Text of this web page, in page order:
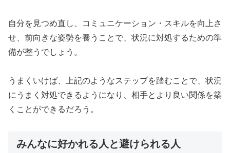
自分を見つめ直し、コミュニケーション・スキルを向上さ
せ、前向きな姿勢を養うことで、状況に対処するための準
備が整うでしょう。
うまくいけば、上記のようなステップを踏むことで、状況
にうまく対処できるようになり、相手とより良い関係を築
くことができるだろう。
みんなに好かれる人と避けられる人